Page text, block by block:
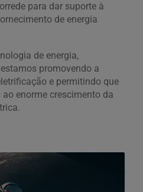
para dar suporte à
de energia
de energia,
promovendo a
e permitindo que
enorme crescimento da